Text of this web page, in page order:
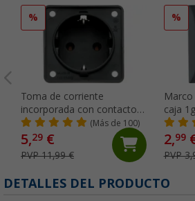
%
Toma de corriente
incorporada con contacto
de puesta a tierra antracita
(Más de 100)
5,29 €
PVP 11,99 €
%
caja
2,99
PVP
DETALLES DEL PRODUCTO